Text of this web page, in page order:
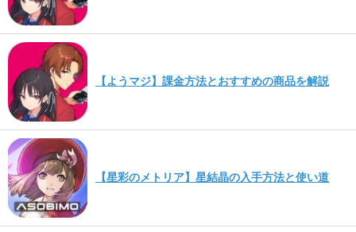
【ようマジ】課金方法とおすすめの商品を解説
【星彩のメトリア】星結晶の入手方法と使い道